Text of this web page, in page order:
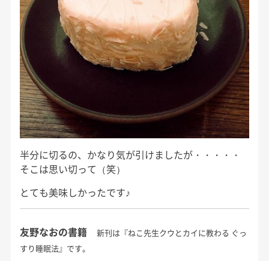
半分に切るの、かなり気が引けましたが・・・・・
そこは思い切って（笑）
とても美味しかったです♪
友野なおの書籍
新刊は『ねこ先生クウとカイに教わる ぐっ
すり睡眠法』です。